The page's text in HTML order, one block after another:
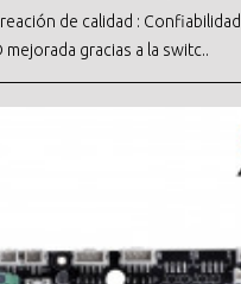
de calidad :
mejorada gracias a la switc..